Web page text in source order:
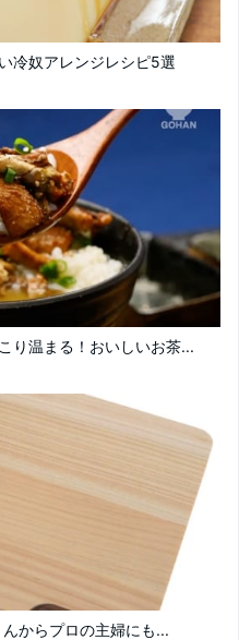
冷奴アレンジレシピ5選
り温まる！おいしいお茶...
からプロの主婦にも...